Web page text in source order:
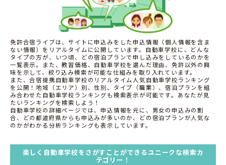
免許合宿ライブは、サイトに申込みをした申込情報（個人情報を含ま
ない情報）をリアルタイムに公開しています。自動車学校に、どんな
タイプの方が、いつ頃、どの宿泊プランで申し込みをしているのかを
一覧表示。また、教習価格、自動車学校を選んだ理由、免許以外の興
味を示して、絞り込み検索が可能な仕組みを取り入れています。
また、合宿提携自動車学校のリアルタイム人気自動車学校ランキング
を公開！地域（エリア）別、性別、タイプ（職業）、宿泊プランを組
み合わせた自動車学校ランキングも検索表示が可能です。あなたが見
たいランキングを検索しよう！
自動車学校の詳細ページでは、申込情報を元に、男女の申込みの割
合、どの都道府県からも申込みが多いのか、どの宿泊プランが人気な
のかがわかる分析ランキングも表示しています。
楽しく自動車学校をさがすことができるユニークな検索カ
テゴリー！